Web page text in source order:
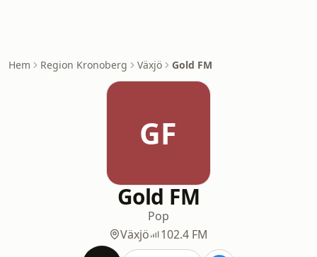
Hem Region Kronoberg Växjö Gold FM
GF
Gold FM
Pop
Växjö
102.4 FM